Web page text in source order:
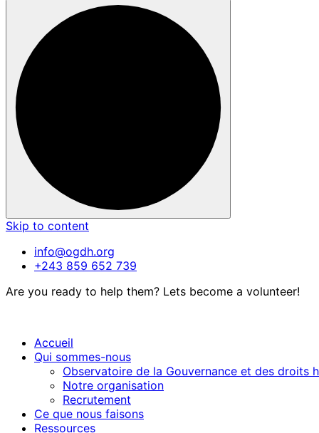
Skip to content
info@ogdh.org
+243 859 652 739
Are you ready to help them? Lets become a volunteer!
Accueil
Qui sommes-nous
Observatoire de la Gouvernance et des droits
Notre organisation
Recrutement
Ce que nous faisons
Ressources